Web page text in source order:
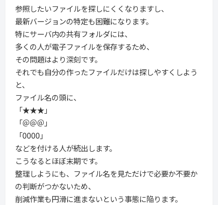
参照したいファイルを探しにくくなりますし、
最新バージョンの特定も困難になります。
特にサーバ内の共有フォルダには、
多くの人が電子ファイルを保存するため、
その問題はより深刻です。
それでも自分の作ったファイルだけは探しやすくしよう
と、
ファイル名の頭に、
「★★★」
「＠＠＠」
「0000」
などを付ける人が続出します。
こうなるとほぼ末期です。
整理しようにも、ファイル名を見ただけで必要か不要か
の判断がつかないため、
削減作業も円滑に進まないという事態に陥ります。